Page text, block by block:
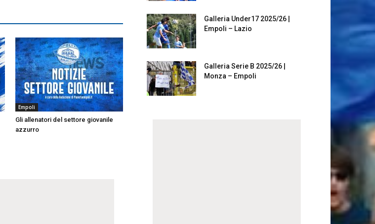
Empoli
Gli allenatori del settore giovanile
azzurro
Galleria Under17 2025/26 |
Empoli – Lazio
Galleria Serie B 2025/26 |
Monza – Empoli